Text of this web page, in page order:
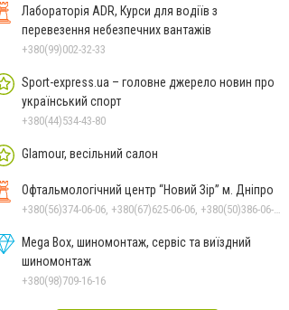
Лабораторія ADR, Курси для водіїв з
перевезення небезпечних вантажів
+380(99)002-32-33
Sport-express.ua – головне джерело новин про
український спорт
+380(44)534-43-80
Glamour, весільний салон
Офтальмологічний центр “Новий Зір” м. Дніпро
Mega Box, шиномонтаж, сервіс та виїздний
шиномонтаж
+380(98)709-16-16